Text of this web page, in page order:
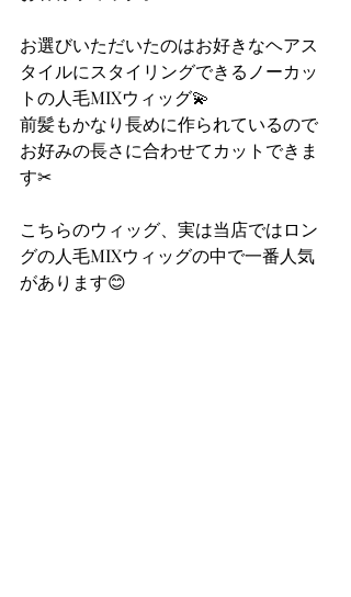
お選びいただいたのはお好きなヘアス
タイルにスタイリングできるノーカッ
トの人毛MIXウィッグ💫
前髪もかなり長めに作られているので
お好みの長さに合わせてカットできま
す✂
こちらのウィッグ、実は当店ではロン
グの人毛MIXウィッグの中で一番人気
があります😊